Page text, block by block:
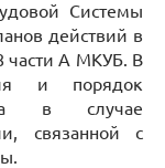
Системы
действий в
части А МКУБ. В
и порядок
в случае
связанной с